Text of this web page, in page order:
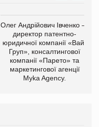
Олег Андрійович Івченко —
директор патентно-
юридичної компанії «Вайз
Груп», консалтингової
компанії «Парето» та
маркетингової агенції
Myka Agency.